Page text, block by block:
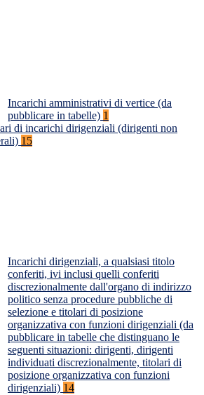
Incarichi amministrativi di vertice (da
pubblicare in tabelle) 1
di incarichi dirigenziali (dirigenti non
15
Incarichi dirigenziali, a qualsiasi titolo
conferiti, ivi inclusi quelli conferiti
discrezionalmente dall'organo di indirizzo
politico senza procedure pubbliche di
selezione e titolari di posizione
organizzativa con funzioni dirigenziali (da
pubblicare in tabelle che distinguano le
seguenti situazioni: dirigenti, dirigenti
individuati discrezionalmente, titolari di
posizione organizzativa con funzioni
dirigenziali) 14